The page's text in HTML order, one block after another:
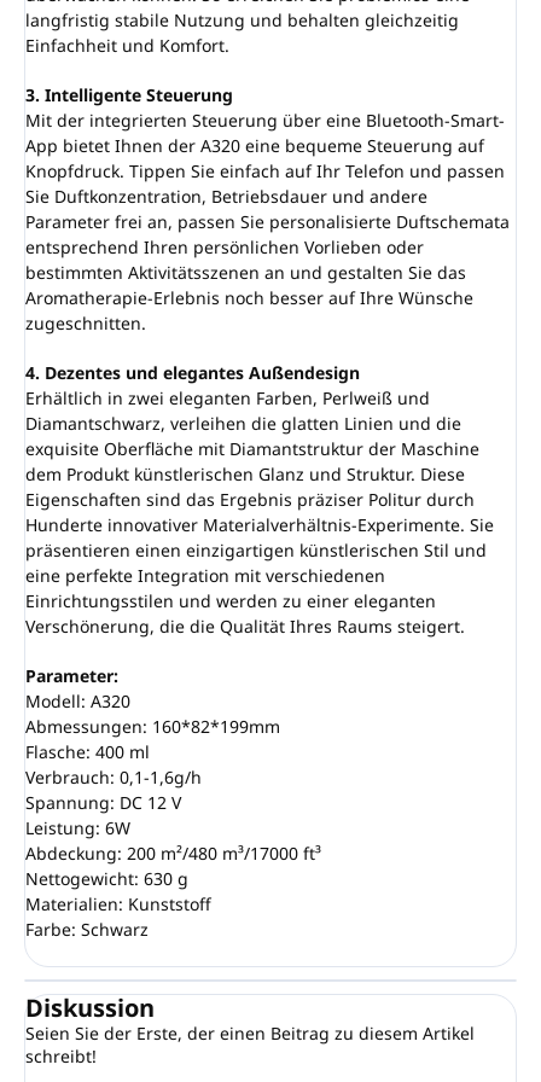
langfristig stabile Nutzung und behalten gleichzeitig
Einfachheit und Komfort.
3. Intelligente Steuerung
Mit der integrierten Steuerung über eine Bluetooth-Smart-
App bietet Ihnen der A320 eine bequeme Steuerung auf
Knopfdruck. Tippen Sie einfach auf Ihr Telefon und passen
Sie Duftkonzentration, Betriebsdauer und andere
Parameter frei an, passen Sie personalisierte Duftschemata
entsprechend Ihren persönlichen Vorlieben oder
bestimmten Aktivitätsszenen an und gestalten Sie das
Aromatherapie-Erlebnis noch besser auf Ihre Wünsche
zugeschnitten.
4. Dezentes und elegantes Außendesign
Erhältlich in zwei eleganten Farben, Perlweiß und
Diamantschwarz, verleihen die glatten Linien und die
exquisite Oberfläche mit Diamantstruktur der Maschine
dem Produkt künstlerischen Glanz und Struktur. Diese
Eigenschaften sind das Ergebnis präziser Politur durch
Hunderte innovativer Materialverhältnis-Experimente. Sie
präsentieren einen einzigartigen künstlerischen Stil und
eine perfekte Integration mit verschiedenen
Einrichtungsstilen und werden zu einer eleganten
Verschönerung, die die Qualität Ihres Raums steigert.
Parameter:
Modell: A320
Abmessungen: 160*82*199mm
Flasche: 400 ml
Verbrauch: 0,1-1,6g/h
Spannung: DC 12 V
Leistung: 6W
Abdeckung: 200 m²/480 m³/17000 ft³
Nettogewicht: 630 g
Materialien: Kunststoff
Farbe: Schwarz
Diskussion
Seien Sie der Erste, der einen Beitrag zu diesem Artikel
schreibt!